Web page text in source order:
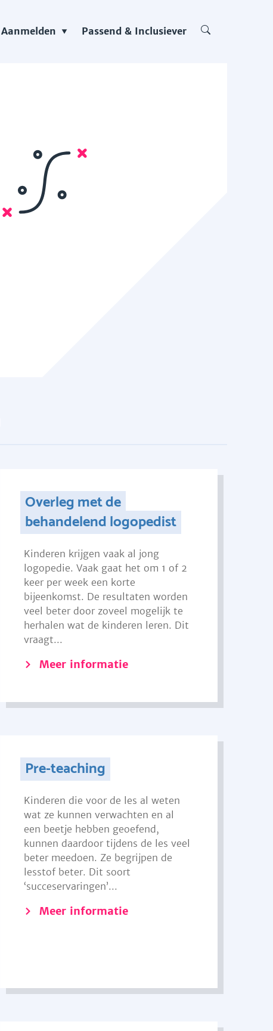
Aanmelden Passend & Inclusiever
Overleg met de
behandelend logopedist
Kinderen krijgen vaak al jong
logopedie. Vaak gaat het om 1 of 2
keer per week een korte
bijeenkomst. De resultaten worden
veel beter door zoveel mogelijk te
herhalen wat de kinderen leren. Dit
vraagt...
Meer informatie
Pre-teaching
Kinderen die voor de les al weten
wat ze kunnen verwachten en al
een beetje hebben geoefend,
kunnen daardoor tijdens de les veel
beter meedoen. Ze begrijpen de
lesstof beter. Dit soort
‘succeservaringen’...
Meer informatie